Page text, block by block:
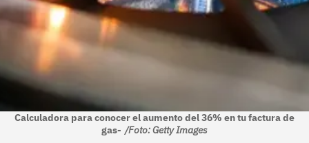
Calculadora para conocer el aumento del 36% en tu factura de
gas- /Foto: Getty Images